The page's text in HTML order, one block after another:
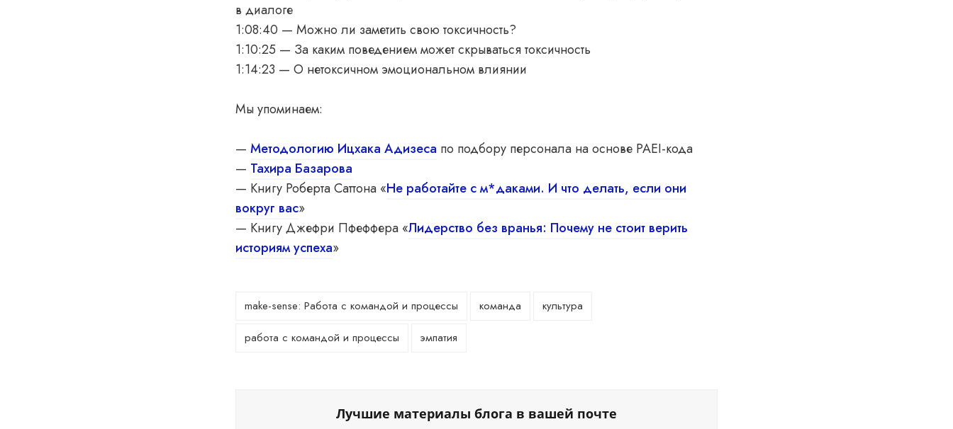
в диалоге
1:08:40 — Можно ли заметить свою токсичность?
1:10:25 — За каким поведением может скрываться токсичность
1:14:23 — О нетоксичном эмоциональном влиянии
Мы упоминаем:
— Методологию Ицхака Адизеса по подбору персонала на основе PAEI-кода
— Тахира Базарова
— Книгу Роберта Саттона «Не работайте с м*даками. И что делать, если они
вокруг вас»
— Книгу Джефри Пфеффера «Лидерство без вранья: Почему не стоит верить
историям успеха»
make-sense: Работа с командой и процессы команда культура
работа с командой и процессы эмпатия
Лучшие материалы блога в вашей почте